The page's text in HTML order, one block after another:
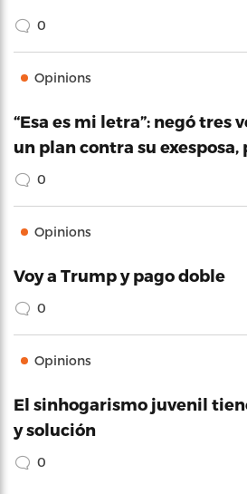
0
Opinions
“Esa es mi letra”: negó tres
un plan contra su exesposa,
0
Opinions
Voy a Trump y pago doble
0
Opinions
El sinhogarismo juvenil
y solución
0